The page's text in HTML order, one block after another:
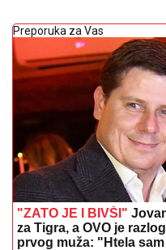
Preporuka za Vas
"ZATO JE I BIVŠI"
za Tigra, a OVO je
prvog muža: "Htela